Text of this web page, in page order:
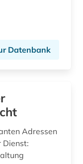
Datenbank
Adressen
Dienst: